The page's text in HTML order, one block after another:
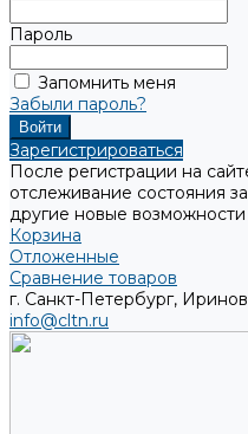
Пароль
Запомнить меня
Забыли пароль?
Зарегистрироваться
После регистрации на
отслеживание состояния
другие новые возможности
Корзина
Отложенные
Сравнение товаров
г. Санкт-Петербург,
info@cltn.ru